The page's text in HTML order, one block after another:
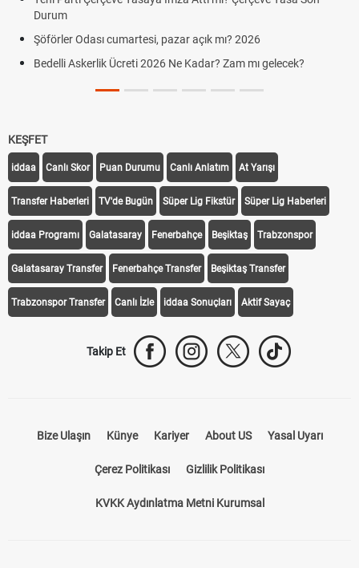
Durum
Şöförler Odası cumartesi, pazar açık mı? 2026
Bedelli Askerlik Ücreti 2026 Ne Kadar? Zam mı gelecek?
KEŞFET
iddaa Canlı Skor Puan Durumu Canlı Anlatım At Yarışı
Transfer Haberleri TV'de Bugün Süper Lig Fikstür Süper Lig Haberleri
iddaa Programı Galatasaray Fenerbahçe Beşiktaş Trabzonspor
Galatasaray Transfer Fenerbahçe Transfer Beşiktaş Transfer
Trabzonspor Transfer Canlı İzle iddaa Sonuçları Aktif Sayaç
Takip Et
Bize Ulaşın Künye Kariyer About US Yasal Uyarı
Çerez Politikası Gizlilik Politikası
KVKK Aydınlatma Metni Kurumsal